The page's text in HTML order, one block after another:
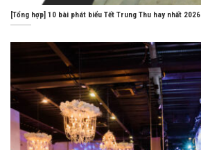
[Tổng hợp] 10 bài phát biểu Tết Trung Thu hay nhất 2026